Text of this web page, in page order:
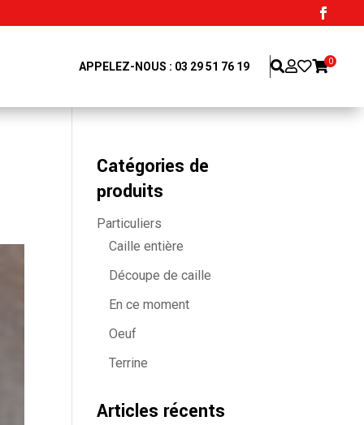
APPELEZ-NOUS : 03 29 51 76 19 0
Catégories de
produits
Particuliers
Caille entière
Découpe de caille
En ce moment
Oeuf
Terrine
Articles récents